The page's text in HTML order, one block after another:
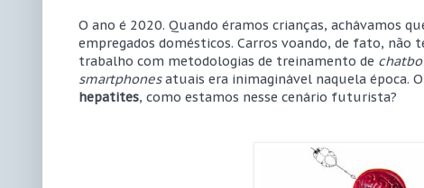
O ano é 2020. Quando éramos crianças, achávamos
empregados domésticos. Carros voando, de fato, não
trabalho com metodologias de treinamento de
smartphonesatuais era inimaginável naquela época.
hepatites, como estamos nesse cenário futurista?